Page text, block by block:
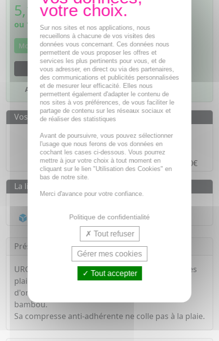
5,11€ TTC
ou 1,28€si 4 fois sans frais
Momentanément indisponible
M'avertir dès que le produit sera disponible
Ajouter à mes favoris
Vos avantages
Des prix IMBATTABLES
Paiement en ligneSÉCURISÉ
Paiement en4 fois sans fraisà partir de 30€
La livraison
Acheminement Chronoposten 24h*
Présentation
URGO Bambou pansements et bande protège les
plaies superficielles avec son support 100%
d'origine végétale à base de fibres naturelles de
bambou.
Sa compresse anti-adhérente ne colle pas à la plaie.
Sur nos sites et nos applications, nous
recueillons à chacune de vos visites des
données vous concernant. Ces données nous
permettent de vous proposer les offres et
services les plus pertinents pour vous, et de
vous adresser, en direct ou via des partenaires,
des communications et publicités personnalisées
et de mesurer leur efficacité. Elles nous
permettent également d'adapter le contenu de
nos sites à vos préférences, de vous faciliter le
partage de contenu sur les réseaux sociaux et
de réaliser des statistiques
Avant de poursuivre, vous pouvez sélectionner
l'usage que nous ferons de vos données en
cochant les cases ci-dessous. Vous pourrez
mettre à jour votre choix à tout moment en
cliquant sur le lien "Utilisation des Cookies" en
bas de notre site.
Merci d'avance pour votre confiance.
Politique de confidentialité
Tout refuser
Gérer mes cookies
Tout accepter